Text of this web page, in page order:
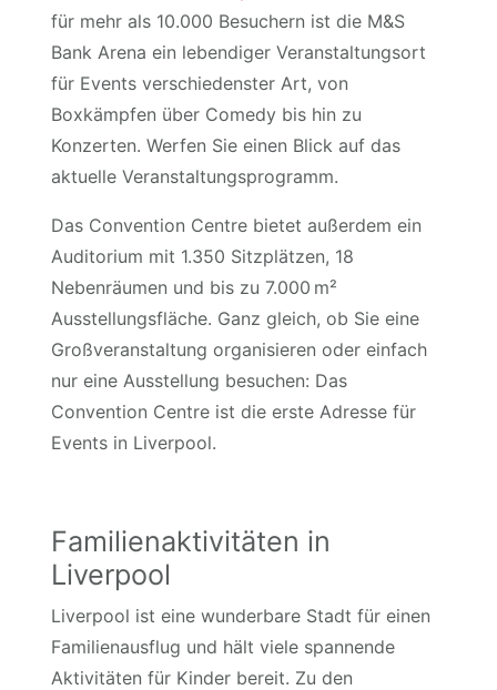
für mehr als 10.000 Besuchern ist die M&S
Bank Arena ein lebendiger Veranstaltungsort
für Events verschiedenster Art, von
Boxkämpfen über Comedy bis hin zu
Konzerten. Werfen Sie einen Blick auf das
aktuelle Veranstaltungsprogramm.
Das Convention Centre bietet außerdem ein
Auditorium mit 1.350 Sitzplätzen, 18
Nebenräumen und bis zu 7.000 m²
Ausstellungsfläche. Ganz gleich, ob Sie eine
Großveranstaltung organisieren oder einfach
nur eine Ausstellung besuchen: Das
Convention Centre ist die erste Adresse für
Events in Liverpool.
Familienaktivitäten in
Liverpool
Liverpool ist eine wunderbare Stadt für einen
Familienausflug und hält viele spannende
Aktivitäten für Kinder bereit. Zu den